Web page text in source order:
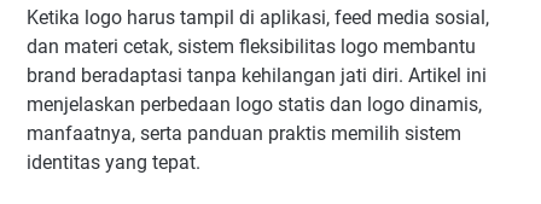
Ketika logo harus tampil di aplikasi, feed media sosial,
dan materi cetak, sistem fleksibilitas logo membantu
brand beradaptasi tanpa kehilangan jati diri. Artikel ini
menjelaskan perbedaan logo statis dan logo dinamis,
manfaatnya, serta panduan praktis memilih sistem
identitas yang tepat.